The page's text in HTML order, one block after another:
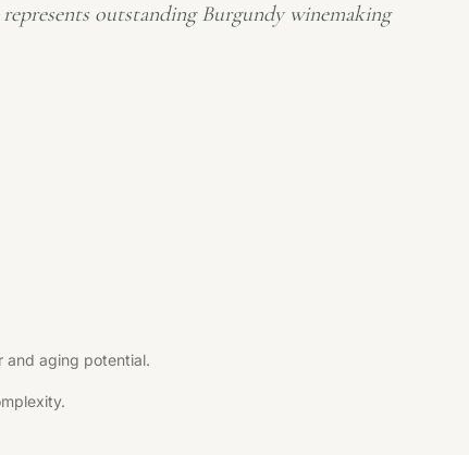
outstanding Burgundy winemaking
and aging potential.